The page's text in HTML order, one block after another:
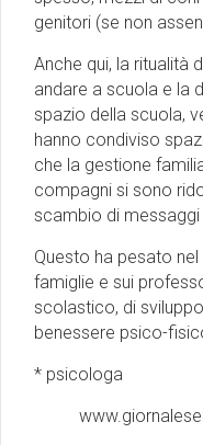
genitori (se non
Anche qui, la ritualità
andare a scuola e la
spazio della scuola,
hanno condiviso
che la gestione
compagni si sono
scambio di
Questo ha pesato
famiglie e sui
scolastico, di
benessere psico-
* psicologa